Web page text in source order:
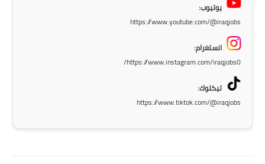
يوتيوب:
https://www.youtube.com/@iraqjobs
انستغرام:
https://www.instagram.com/iraqjobs0/
تيكتوك:
https://www.tiktok.com/@iraqjobs